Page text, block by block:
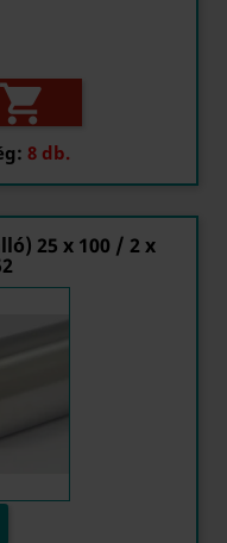

8 db.
25 x 100 / 2 x